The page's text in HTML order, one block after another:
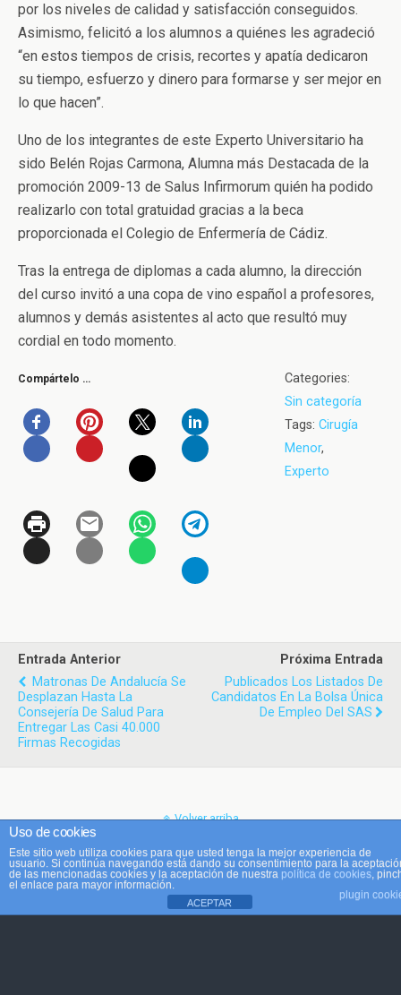
por los niveles de calidad y satisfacción conseguidos.
Asimismo, felicitó a los alumnos a quiénes les agradeció
“en estos tiempos de crisis, recortes y apatía dedicaron
su tiempo, esfuerzo y dinero para formarse y ser mejor en
lo que hacen”.
Uno de los integrantes de este Experto Universitario ha
sido Belén Rojas Carmona, Alumna más Destacada de la
promoción 2009-13 de Salus Infirmorum quién ha podido
realizarlo con total gratuidad gracias a la beca
proporcionada el Colegio de Enfermería de Cádiz.
Tras la entrega de diplomas a cada alumno, la dirección
del curso invitó a una copa de vino español a profesores,
alumnos y demás asistentes al acto que resultó muy
cordial en todo momento.
Compártelo …
Categories:
Sin categoría
Tags: Cirugía
Menor,
Experto
Entrada Anterior
Matronas De Andalucía Se
Desplazan Hasta La
Consejería De Salud Para
Entregar Las Casi 40.000
Firmas Recogidas
Próxima Entrada
Publicados Los Listados De
Candidatos En La Bolsa Única
De Empleo Del SAS
Volver arriba
Móvil Escritorio
Uso de cookies
Este sitio web utiliza cookies para que usted tenga la mejor experiencia de
usuario. Si continúa navegando está dando su consentimiento para la
de las mencionadas cookies y la aceptación de nuestra política de cookies ,
el enlace para mayor información.
plugin
ACEPTAR